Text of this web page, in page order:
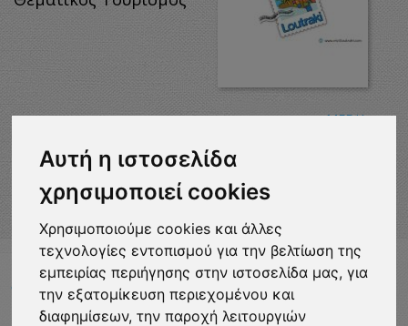
Αυτή η ιστοσελίδα
χρησιμοποιεί cookies
Χρησιμοποιούμε cookies και άλλες
τεχνολογίες εντοπισμού για την βελτίωση της
εμπειρίας περιήγησης στην ιστοσελίδα μας, για
την εξατομίκευση περιεχομένου και
διαφημίσεων, την παροχή λειτουργιών
MEDIA
VISITLOUTRAKI.COM
2011 - 2024
| Loutraki Tourism Organization - All Rights
Reserved.